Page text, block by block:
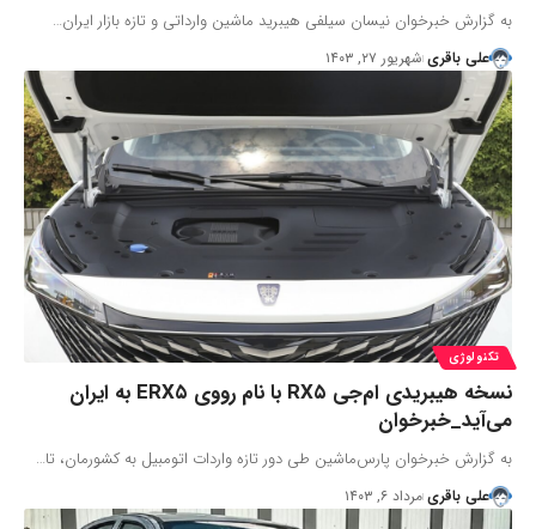
به گزارش خبرخوان نیسان سیلفی هیبرید ماشین وارداتی و تازه بازار ایران…
علی باقری شهریور ۲۷, ۱۴۰۳
تکنولوژی
نسخه هیبریدی ام‌جی RX۵ با نام رووی ERX۵ به ایران
می‌آید_خبرخوان
به گزارش خبرخوان پارس‌ماشین طی دور تازه واردات اتومبیل به کشورمان، تا…
علی باقری مرداد ۶, ۱۴۰۳